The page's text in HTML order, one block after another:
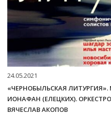
24.05.2021
«ЧЕРНОБЫЛЬСКАЯ
ИОНАФАН (ЕЛЕЦКИХ).
ВЯЧЕСЛАВ АКОПОВ